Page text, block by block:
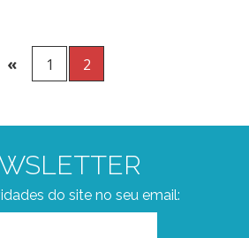
« 1 2
do site no seu email: